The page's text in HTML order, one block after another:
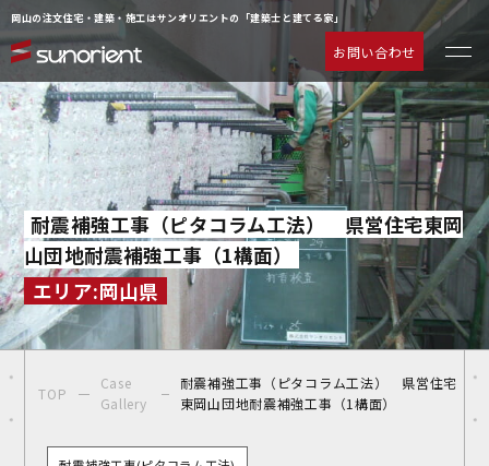
岡山の注文住宅・建築・施工はサンオリエントの「建築士と建てる家」
お問い合わせ
一級建築士の相談室
注文住宅について
ラインナップ
サービス
施工事例
物件情報
イベント情報
お客様の声
動画ギャラリー
よくあるご質問
企業情報
お知らせ
お問い合わせ
耐震補強工事（ピタコラム工法） 県営住宅東岡
山団地耐震補強工事（1構面）
エリア:岡山県
TOP
Case
Gallery
耐震補強工事（ピタコラム工法） 県営住宅
東岡山団地耐震補強工事（1構面）